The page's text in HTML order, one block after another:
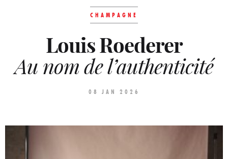
CHAMPAGNE
Louis Roederer
Au nom de l’authenticité
08 JAN 2026